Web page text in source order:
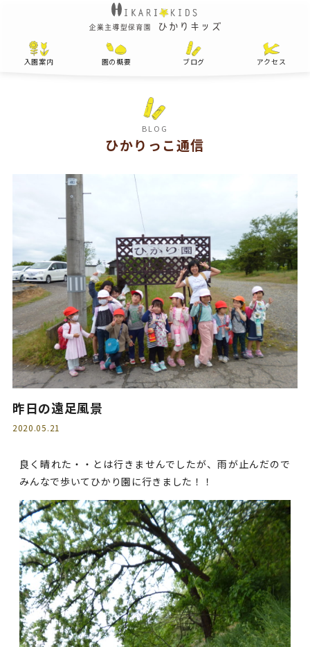
入園案内 園の概要 ブログ アクセス
BLOG
ひかりっこ通信
昨日の遠足風景
2020.05.21
良く晴れた・・とは行きませんでしたが、雨が止んだので
みんなで歩いてひかり園に行きました！！